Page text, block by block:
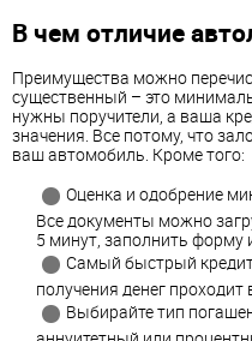
В чем отличие
Преимущества можно
существенный – это
нужны поручители, а ваша
значения. Все потому, что
ваш автомобиль. Кроме того:
Оценка и одобрение
Все документы можно
5 минут, заполнить форму
Самый быстрый
получения денег проходит
Выбирайте тип